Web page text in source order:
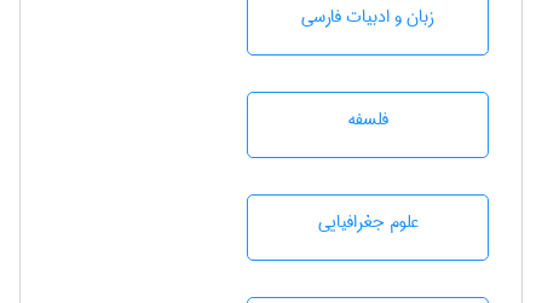
زبان و ادبيات فارسی
فلسفه
علوم جغرافيايی